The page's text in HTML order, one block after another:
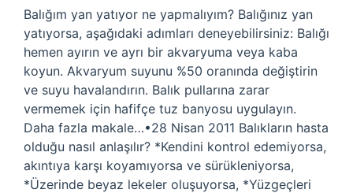
Balığım yan yatıyor ne yapmalıyım? Balığınız yan
yatıyorsa, aşağıdaki adımları deneyebilirsiniz: Balığı
hemen ayırın ve ayrı bir akvaryuma veya kaba
koyun. Akvaryum suyunu %50 oranında değiştirin
ve suyu havalandırın. Balık pullarına zarar
vermemek için hafifçe tuz banyosu uygulayın.
Daha fazla makale…•28 Nisan 2011 Balıkların hasta
olduğu nasıl anlaşılır? *Kendini kontrol edemiyorsa,
akıntıya karşı koyamıyorsa ve sürükleniyorsa,
*Üzerinde beyaz lekeler oluşuyorsa, *Yüzgeçleri